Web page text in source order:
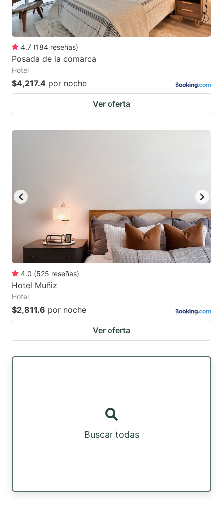
4.7 (184 reseñas)
Posada de la comarca
Hotel
$4,217.4 por noche
Ver oferta
4.0 (525 reseñas)
Hotel Muñiz
Hotel
$2,811.6 por noche
Ver oferta
Buscar todas